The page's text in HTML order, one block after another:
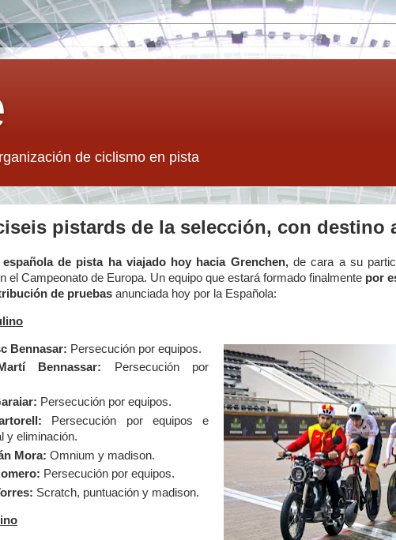
de ciclismo en pista
pistards de la selección, con destino
española de pista ha viajado hoy hacia Grenchen,de cara a su
el Campeonato de Europa. Un equipo que estará formado finalmente por
de pruebas anunciada hoy por la Española:
Bennasar: Persecución por equipos.
Bennassar: Persecución por
Persecución por equipos.
Persecución por equipos e
y eliminación.
Mora: Omnium y madison.
Persecución por equipos.
Scratch, puntuación y madison.